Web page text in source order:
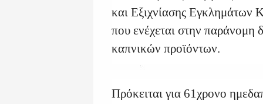
και Εξιχνίασης Εγκλημάτων
που ενέχεται στην παράνομη
καπνικών προϊόντων.
Πρόκειται για 61χρονο